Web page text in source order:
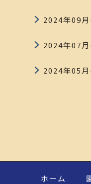
2024年09
2024年07
2024年05
ホーム